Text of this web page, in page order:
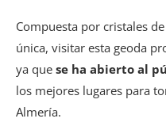
Compuesta por cristales
única, visitar esta geoda
ya que se ha abierto al
los mejores lugares para
Almería.